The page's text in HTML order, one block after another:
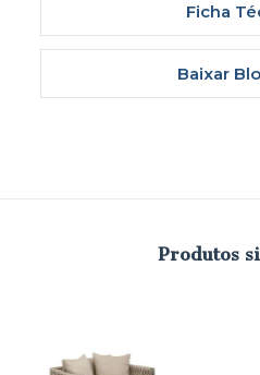
Ficha
Baixar
Produtos